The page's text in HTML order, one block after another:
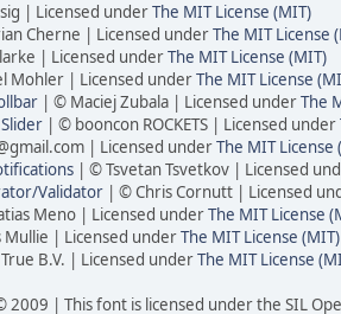
| Licensed underThe MIT License (MIT)
Cherne | Licensed underThe MIT License
| Licensed underThe MIT License (MIT)
Mohler | Licensed underThe MIT License
| © Maciej Zubala | Licensed underThe
| © booncon ROCKETS | Licensed under
| Licensed underThe MIT License
| © Tsvetan Tsvetkov | Licensed
Validator | © Chris Cornutt | Licensed
Meno | Licensed underThe MIT License
| Licensed underThe MIT License (MIT)
B.V. | Licensed underThe MIT License
2009 | This font is licensed under the SIL